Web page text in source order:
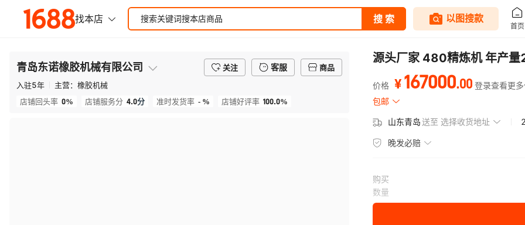
青岛东诺橡胶机械有限公司 关注 客服
商品
入驻5年 主营： 橡胶机械
店铺回头率 0% 店铺服务分 4.0分 准时发货率 - % 店铺好评率 100.0%
源头厂家 480精炼机 年产
价格 ¥167000.00 登录查看更
包邮
山东青岛送至 选择收货地址
晚发必赔
购买
数量